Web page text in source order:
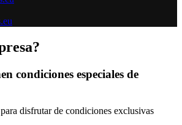
condiciones especiales de
disfrutar de condiciones exclusivas